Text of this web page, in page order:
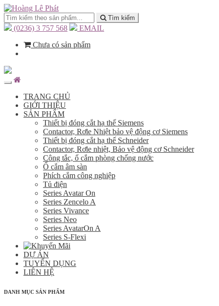
Tìm kiếm
(0236) 3 757 568
EMAIL
Chưa có sản phẩm
TRANG CHỦ
GIỚI THIỆU
SẢN PHẨM
Thiết bị đóng cắt hạ thế Siemens
Contactor, Rơle Nhiệt bảo vệ động cơ Siemens
Thiết bị đóng cắt hạ thế Schneider
Contactor, Rơle nhiệt, Bảo vệ động cơ Schneider
Công tắc, ổ cắm phòng chống nước
Ổ cắm âm sàn
Phích cắm công nghiệp
Tủ điện
Series Avatar On
Series Zencelo A
Series Vivance
Series Neo
Series AvatarOn A
Series S-Flexi
DỰ ÁN
TUYỂN DỤNG
LIÊN HỆ
DANH MỤC SẢN PHẨM